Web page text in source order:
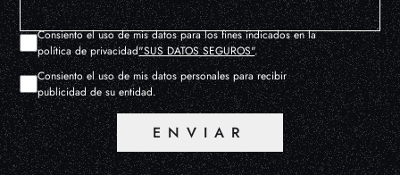
Consiento el uso de mis datos para los fines indicados en la
política de privacidad"SUS DATOS SEGUROS".
Consiento el uso de mis datos personales para recibir
publicidad de su entidad.
ENVIAR